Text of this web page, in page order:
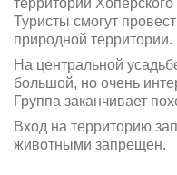
территории
Туристы смогут
природной территории.
На центральной
большой, но очень
Группа заканчивает
Вход на территорию
животными запрещен.